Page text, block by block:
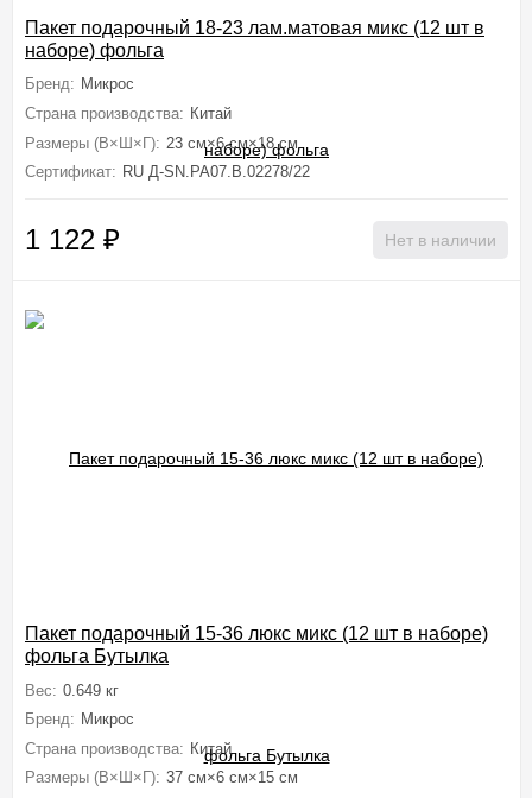
Пакет подарочный 18-23 лам.матовая микс (12 шт в
наборе) фольга
Бренд: Микрос
Страна производства: Китай
Размеры (В×Ш×Г): 23 см×6 см×18 см
Сертификат: RU Д-SN.PA07.B.02278/22
1 122 ₽ Нет в наличии
Пакет подарочный 15-36 люкс микс (12 шт в наборе)
фольга Бутылка
Вес: 0.649 кг
Бренд: Микрос
Страна производства: Китай
Размеры (В×Ш×Г): 37 см×6 см×15 см